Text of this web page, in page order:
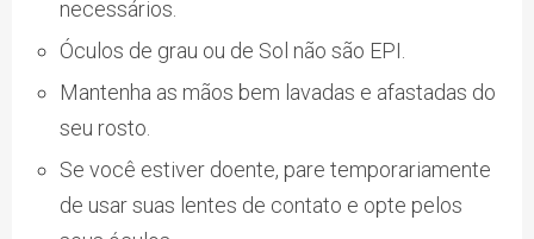
necessários.
Óculos de grau ou de Sol não são EPI.
Mantenha as mãos bem lavadas e afastadas do
seu rosto.
Se você estiver doente, pare temporariamente
de usar suas lentes de contato e opte pelos